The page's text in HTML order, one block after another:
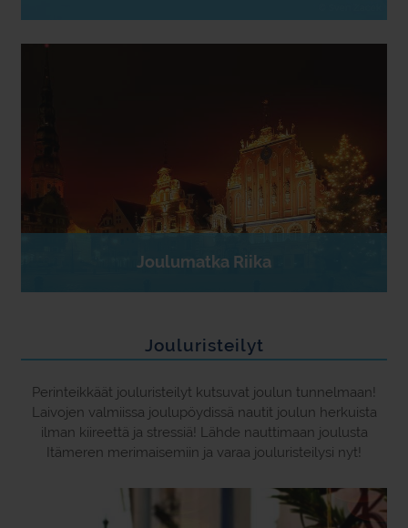
Joulumatka Riika
Jouluristeilyt
Perinteikkäät jouluristeilyt kutsuvat joulun tunnelmaan!
Laivojen valmiissa joulupöydissä nautit joulun herkuista
ilman kiireettä ja stressiä! Lähde nauttimaan joulusta
Itämeren merimaisemiin ja varaa jouluristeilysi nyt!